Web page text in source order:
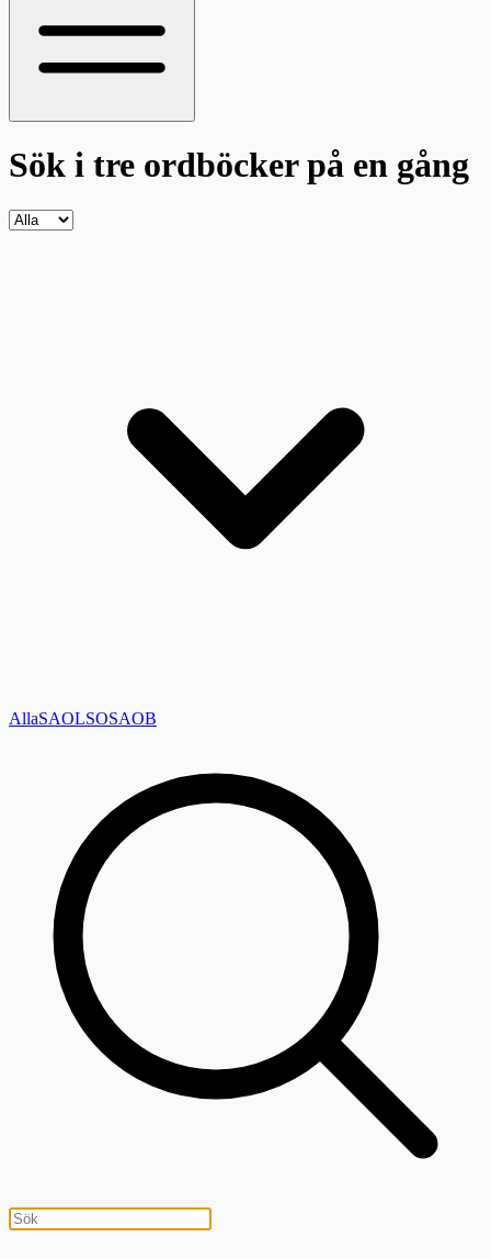
Sök i tre ordböckerpå en gång
AllaSAOLSOSAOB